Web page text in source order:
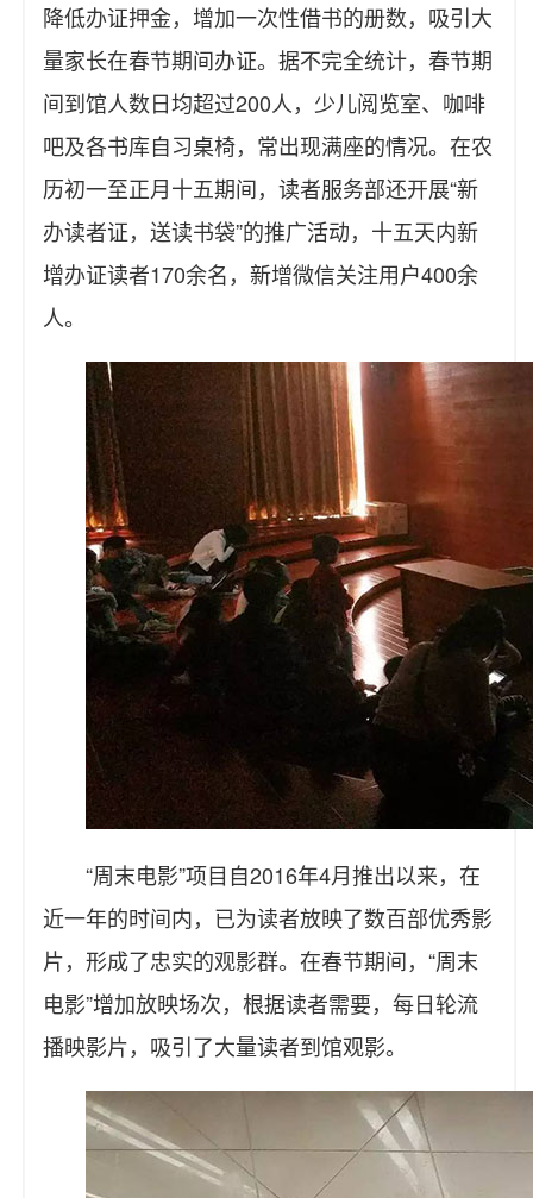
降低办证押金，增加一次性借书的册数，吸引大
量家长在春节期间办证。据不完全统计，春节期
间到馆人数日均超过200人，少儿阅览室、咖啡
吧及各书库自习桌椅，常出现满座的情况。在农
历初一至正月十五期间，读者服务部还开展“新
办读者证，送读书袋”的推广活动，十五天内新
增办证读者170余名，新增微信关注用户400余
人。
“周末电影”项目自2016年4月推出以来，在
近一年的时间内，已为读者放映了数百部优秀影
片，形成了忠实的观影群。在春节期间，“周末
电影”增加放映场次，根据读者需要，每日轮流
播映影片，吸引了大量读者到馆观影。